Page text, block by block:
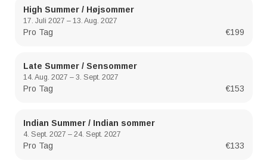
High Summer / Højsommer
17. Juli 2027 – 13. Aug. 2027
Pro Tag €199
Late Summer / Sensommer
14. Aug. 2027 – 3. Sept. 2027
Pro Tag €153
Indian Summer / Indian sommer
4. Sept. 2027 – 24. Sept. 2027
Pro Tag €133